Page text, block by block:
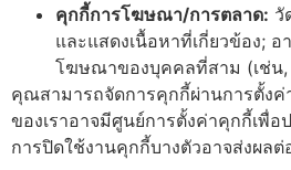
คุกกี้การโฆษณา/การตลาด: วั
และแสดงเนื้อหาที่เกี่ยวข้อง; อ
โฆษณาของบุคคลที่สาม (เช่น
คุณสามารถจัดการคุกกี้ผ่านการตั้งค่
ของเราอาจมีศูนย์การตั้งค่าคุกกี้เพื่
การปิดใช้งานคุกกี้บางตัวอาจส่งผล